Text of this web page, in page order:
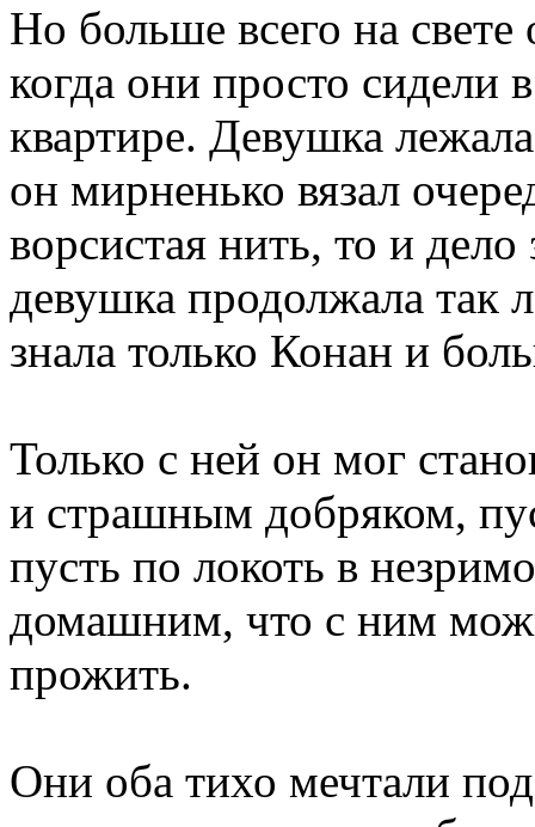
Но больше всего на
когда они просто сидели
квартире. Девушка
он мирненько вязал
ворсистая нить, то и
девушка продолжала так
знала только Конан и
Только с ней он мог
и страшным добряком,
пусть по локоть в
домашним, что с ним
прожить.
Они оба тихо мечтали